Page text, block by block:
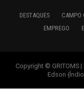
DESTAQUES CAMPO
EMPREGO
Copyright © GRITOMS
Edson